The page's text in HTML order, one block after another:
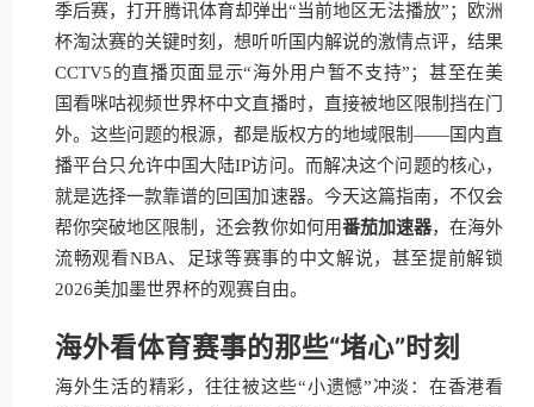
季后赛，打开腾讯体育却弹出“当前地区无法播放”；欧洲
杯淘汰赛的关键时刻，想听听国内解说的激情点评，结果
CCTV5的直播页面显示“海外用户暂不支持”；甚至在美
国看咪咕视频世界杯中文直播时，直接被地区限制挡在门
外。这些问题的根源，都是版权方的地域限制——国内直
播平台只允许中国大陆IP访问。而解决这个问题的核心，
就是选择一款靠谱的回国加速器。今天这篇指南，不仅会
帮你突破地区限制，还会教你如何用番茄加速器，在海外
流畅观看NBA、足球等赛事的中文解说，甚至提前解锁
2026美加墨世界杯的观赛自由。
海外看体育赛事的那些“堵心”时刻
海外生活的精彩，往往被这些“小遗憾”冲淡：在香港看